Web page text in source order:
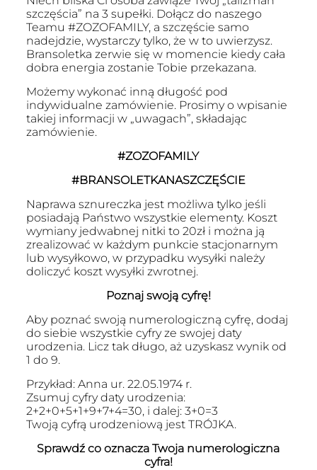
120.00 zł.100.00 zł.
szczęścia” na 3 supełki. Dołącz do naszego
Teamu #ZOZOFAMILY, a szczęście samo
nadejdzie, wystarczy tylko, że w to uwierzysz.
Bransoletka zerwie się w momencie kiedy cała
dobra energia zostanie Tobie przekazana.
Możemy wykonać inną długość pod
indywidualne zamówienie. Prosimy o wpisanie
takiej informacji w „uwagach”, składając
zamówienie.
#ZOZOFAMILY
#BRANSOLETKANASZCZĘŚCIE
Naprawa sznureczka jest możliwa tylko jeśli
posiadają Państwo wszystkie elementy. Koszt
wymiany jedwabnej nitki to 20zł i można ją
zrealizować w każdym punkcie stacjonarnym
lub wysyłkowo, w przypadku wysyłki należy
doliczyć koszt wysyłki zwrotnej.
Poznaj swoją cyfrę!
Aby poznać swoją numerologiczną cyfrę, dodaj
do siebie wszystkie cyfry ze swojej daty
urodzenia. Licz tak długo, aż uzyskasz wynik od
1 do 9.
Przykład: Anna ur. 22.05.1974 r.
Zsumuj cyfry daty urodzenia:
2+2+0+5+1+9+7+4=30, i dalej: 3+0=3
Twoją cyfrą urodzeniową jest TRÓJKA.
Sprawdź co oznacza Twoja numerologiczna
cyfra!